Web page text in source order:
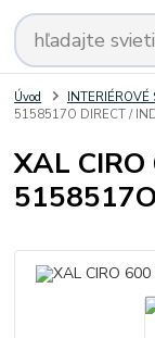
Úvod
5158517O DIRECT /
XAL